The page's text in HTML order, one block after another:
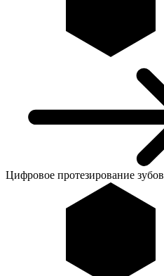
Цифровое протезирование зубов